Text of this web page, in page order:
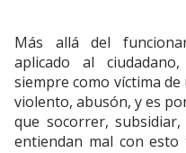
Más allá del
aplicado al
siempre como víctima
violento, abusón, y es
que socorrer,
entiendan mal con